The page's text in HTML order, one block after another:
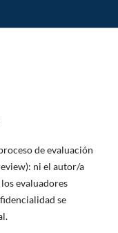
de evaluación
ni el autor/a
evaluadores
se